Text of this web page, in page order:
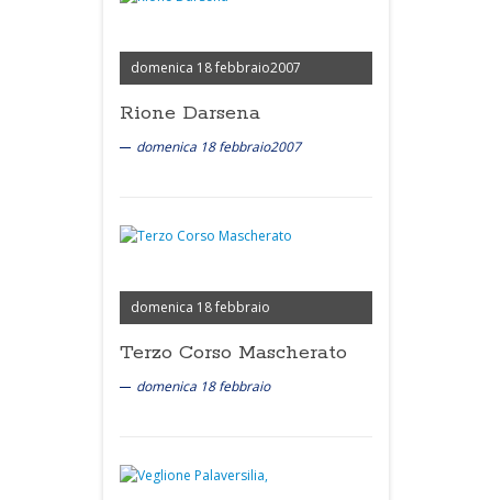
domenica 18 febbraio2007
Rione Darsena
domenica 18 febbraio2007
domenica 18 febbraio
Terzo Corso Mascherato
domenica 18 febbraio